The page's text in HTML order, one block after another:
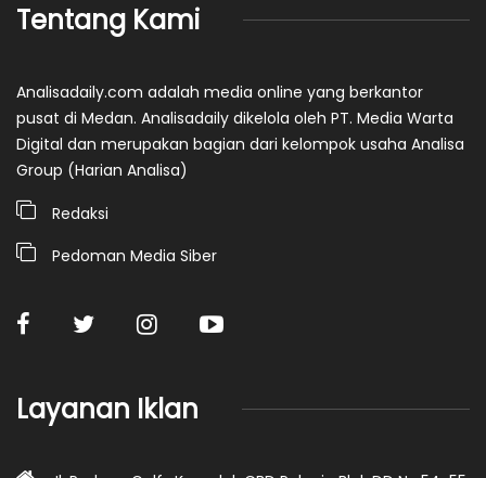
Tentang Kami
Analisadaily.com adalah media online yang berkantor
pusat di Medan. Analisadaily dikelola oleh PT. Media Warta
Digital dan merupakan bagian dari kelompok usaha Analisa
Group (Harian Analisa)
Redaksi
Pedoman Media Siber
Layanan Iklan